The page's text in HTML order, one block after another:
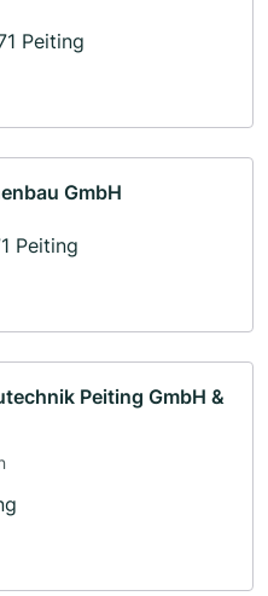
Peiting
GmbH
Peiting
Peiting GmbH &